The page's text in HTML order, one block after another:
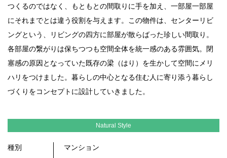
つくるのではなく、もともとの間取りに手を加え、一部屋一部屋
にそれまでとは違う役割を与えます。この物件は、センターリビ
ングという、リビングの四方に部屋が散らばった珍しい間取り。
各部屋の繋がりは保ちつつも空間全体を統一感のある雰囲気。閉
塞感の原因となっていた既存の梁（はり）を生かして空間にメリ
ハリをつけました。暮らしの中心となる住む人に寄り添う暮らし
づくりをコンセプトに設計していきました。
Natural Style
種別
マンション